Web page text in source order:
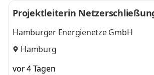
Projektleiterin
Hamburger Energienetze GmbH
Hamburg
vor 4 Tagen